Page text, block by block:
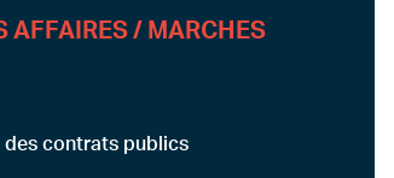
AFFAIRES / MARCHES
des contrats publics